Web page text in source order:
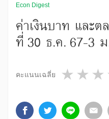
Econ Digest
ค่าเงินบาท และ
ที่ 30 ธ.ค. 67-3
คะแนนเฉลี่ย 2
1